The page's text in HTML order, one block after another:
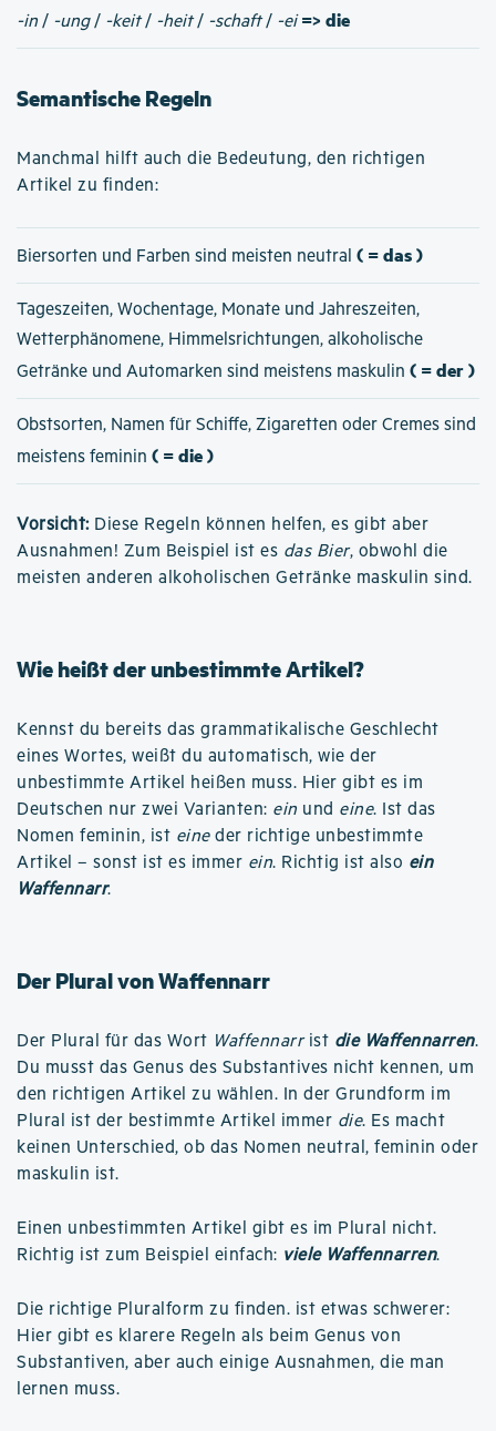
-in / -ung/ -keit/ -heit/ -schaft/ -ei => die
Semantische Regeln
Manchmal hilft auch die Bedeutung, den richtigen
Artikel zu finden:
Biersorten und Farben sind meisten neutral ( = das )
Tageszeiten, Wochentage, Monate und Jahreszeiten,
Wetterphänomene, Himmelsrichtungen, alkoholische
Getränke und Automarken sind meistens maskulin ( = der )
Obstsorten, Namen für Schiffe, Zigaretten oder Cremes sind
meistens feminin ( = die )
Vorsicht:Diese Regeln können helfen, es gibt aber
Ausnahmen! Zum Beispiel ist es das Bier, obwohl die
meisten anderen alkoholischen Getränke maskulin sind.
Wie heißt der unbestimmte Artikel?
Kennst du bereits das grammatikalische Geschlecht
eines Wortes, weißt du automatisch, wie der
unbestimmte Artikel heißen muss. Hier gibt es im
Deutschen nur zwei Varianten: ein und eine. Ist das
Nomen feminin, ist eineder richtige unbestimmte
Artikel – sonst ist es immer ein. Richtig ist also ein
Waffennarr.
Der Plural von Waffennarr
Der Plural für das Wort Waffennarrist die Waffennarren.
Du musst das Genus des Substantives nicht kennen, um
den richtigen Artikel zu wählen. In der Grundform im
Plural ist der bestimmte Artikel immer die. Es macht
keinen Unterschied, ob das Nomen neutral, feminin oder
maskulin ist.
Einen unbestimmten Artikel gibt es im Plural nicht.
Richtig ist zum Beispiel einfach: viele Waffennarren.
Die richtige Pluralform zu finden. ist etwas schwerer:
Hier gibt es klarere Regeln als beim Genus von
Substantiven, aber auch einige Ausnahmen, die man
lernen muss.